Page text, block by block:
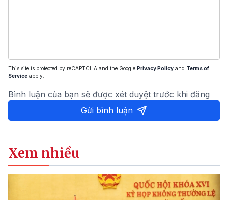
This site is protected by reCAPTCHA and the Google Privacy Policy and Terms of
Service apply.
Bình luận của bạn sẽ được xét duyệt trước khi đăng
Gửi bình luận
Xem nhiều